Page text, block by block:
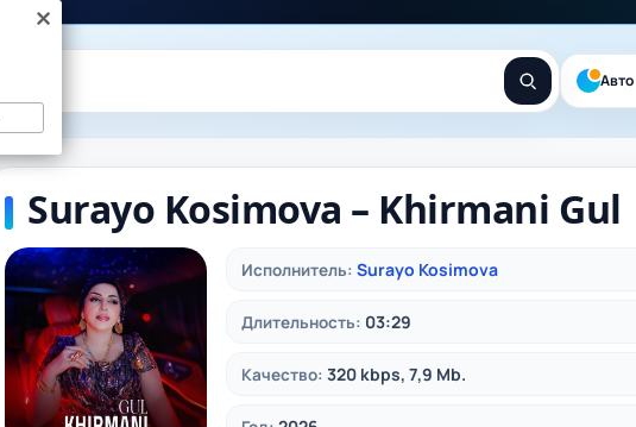
Авто
Surayo Kosimova – Khirmani Gul
Исполнитель: Surayo Kosimova
Длительность: 03:29
Качество: 320 kbps, 7,9 Mb.